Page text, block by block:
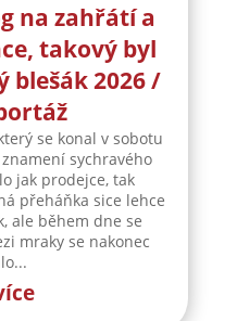
na zahřátí a
takový byl
2026 /
se konal v sobotu
sychravého
jak prodejce, tak
přeháňka sice lehce
ale během dne se
mraky se nakonec